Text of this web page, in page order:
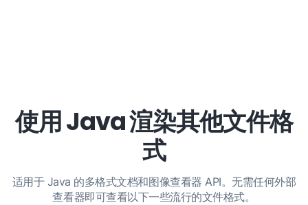
使用 Java 渲染其他文件格
式
适用于 Java 的多格式文档和图像查看器 API。无需任何外部
查看器即可查看以下一些流行的文件格式。